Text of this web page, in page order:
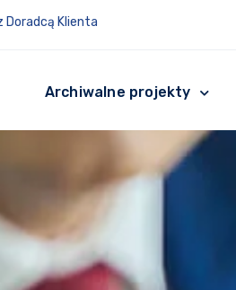
Doradcą Klienta
Archiwalne projekty